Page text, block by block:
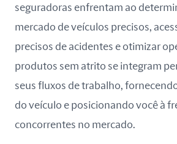
seguradoras enfrentam ao
mercado de veículos precisos,
precisos de acidentes e otimizar
produtos sem atrito se integram
seus fluxos de trabalho,
do veículo e posicionando você à
concorrentes no mercado.